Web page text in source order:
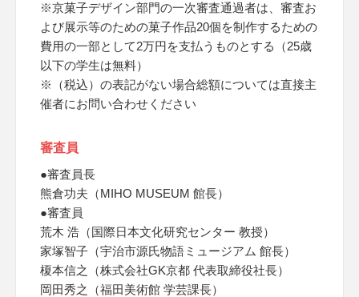
※京菓子デザイン部門の一次審査通過者は、審査お
よび展示等のための菓子作品20個を制作するための
費用の一部として2万円を支払うものとする（25歳
以下の学生は無料）
※（税込）の表記がない場合総額については直接主
催者にお問い合わせください
審査員
●審査員長
熊倉功夫（MIHO MUSEUM 館長）
●審査員
荒木 浩（国際日本文化研究センター 教授）
家塚智子（宇治市源氏物語ミュージアム 館長）
榎本信之（株式会社GK京都 代表取締役社長）
岡田秀之（福田美術館 学芸課長）